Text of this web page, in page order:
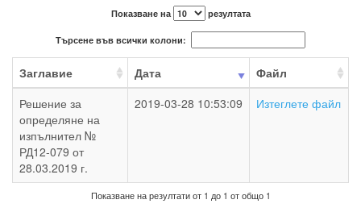
Показване на резултата
Търсене във всички колони:
Заглавие Дата
Файл
Решение за
определяне на
изпълнител №
РД12-079 от
28.03.2019 г.
2019-03-28 10:53:09 Изтеглете файл
Показване на резултати от 1 до 1 от общо 1